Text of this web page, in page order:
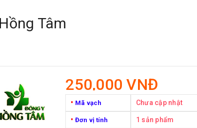
Tâm
250,000 VNĐ
• Mã vạch Chưa cập nhật
• Đơn vị tính 1 sản phẩm